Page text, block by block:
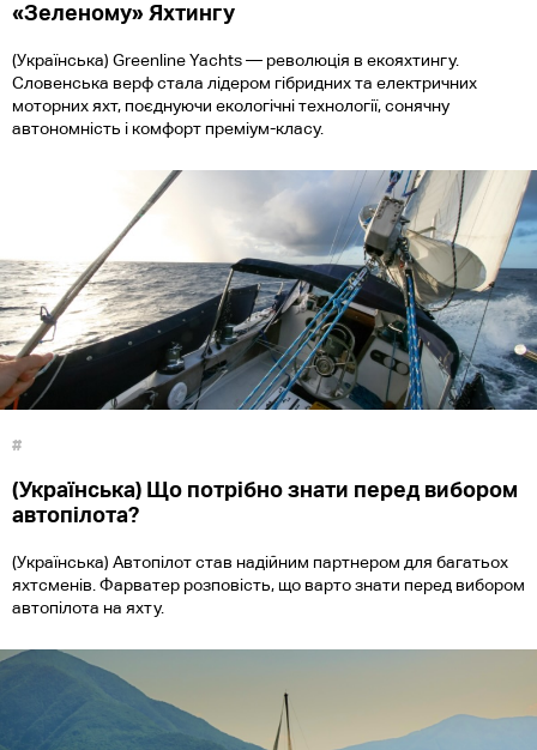
«Зеленому» Яхтингу
(Українська) Greenline Yachts — революція в екояхтингу.
Словенська верф стала лідером гібридних та електричних
моторних яхт, поєднуючи екологічні технології, сонячну
автономність і комфорт преміум-класу.
#
(Українська) Що потрібно знати перед вибором
автопілота?
(Українська) Автопілот став надійним партнером для багатьох
яхтсменів. Фарватер розповість, що варто знати перед вибором
автопілота на яхту.